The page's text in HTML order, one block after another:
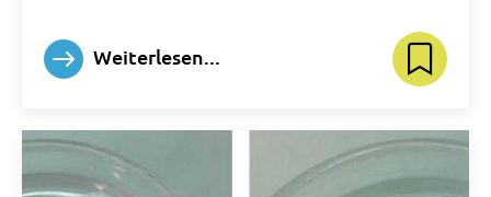
Weiterlesen...